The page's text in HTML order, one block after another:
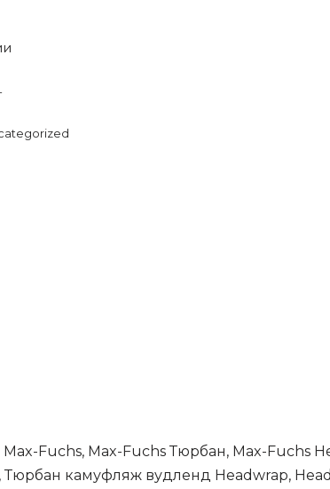
Fuchs, Max-Fuchs Тюрбан, Max-Fuchs
камуфляж вудленд Headwrap,